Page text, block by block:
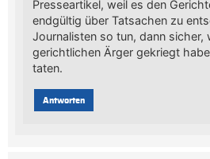
Presseartikel, weil es den
endgültig über Tatsachen zu
Journalisten so tun, dann sicher,
gerichtlichen Ärger gekriegt
taten.
Antworten